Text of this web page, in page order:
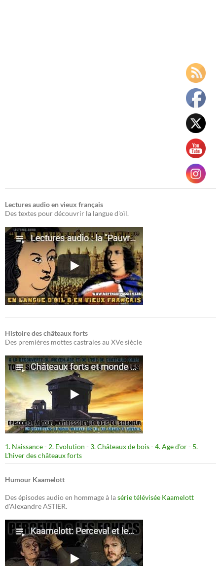
Lectures audio en vieux français
Des textes pour découvrir la langue d'oïl.
Histoire des châteaux forts
Des premières mottes castrales au XVe siècle
1. Naissance- 2. Evolution - 3. Châteaux de bois- 4. Age d’or- 5.
L’hiver des châteaux forts
Humour Kaamelott
Des épisodes audio en hommage à lasérie télévisée Kaamelott
d'Alexandre ASTIER.